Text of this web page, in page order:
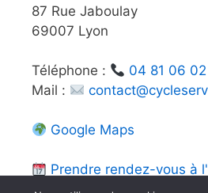
87 Rue Jaboulay
69007 Lyon
Téléphone :
04 81 06
Mail :
Google Maps
Prendre rendez-vous à